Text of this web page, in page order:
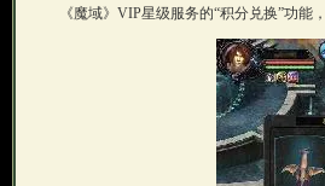
《魔域》VIP星级服务的“积分兑换”功能